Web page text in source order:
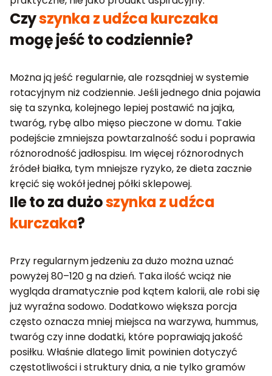
Czyszynka z udźca kurczaka
mogę jeść to codziennie?
Można ją jeść regularnie, ale rozsądniej w systemie
rotacyjnym niż codziennie. Jeśli jednego dnia pojawia
się ta szynka, kolejnego lepiej postawić na jajka,
twaróg, rybę albo mięso pieczone w domu. Takie
podejście zmniejsza powtarzalność sodu i poprawia
różnorodność jadłospisu. Im więcej różnorodnych
źródeł białka, tym mniejsze ryzyko, że dieta zacznie
kręcić się wokół jednej półki sklepowej.
Ile to za dużoszynka z udźca
kurczaka?
Przy regularnym jedzeniu za dużo można uznać
powyżej 80–120 g na dzień. Taka ilość wciąż nie
wygląda dramatycznie pod kątem kalorii, ale robi się
już wyraźna sodowo. Dodatkowo większa porcja
często oznacza mniej miejsca na warzywa, hummus,
twaróg czy inne dodatki, które poprawiają jakość
posiłku. Właśnie dlatego limit powinien dotyczyć
częstotliwości i struktury dnia, a nie tylko gramów